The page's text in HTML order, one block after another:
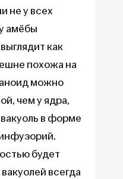
не у всех
амёбы
как
похожа на
можно
чем у ядра,
в форме
будет
всегда